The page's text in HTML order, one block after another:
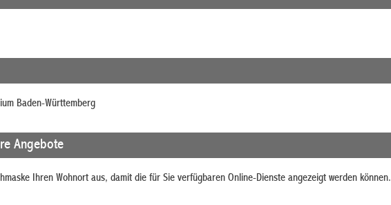
Baden-Württemberg
Angebote
Ihren Wohnort aus, damit die für Sie verfügbaren Online-Dienste angezeigt werden können.